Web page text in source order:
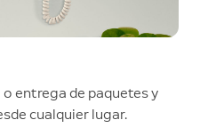
entrega de paquetes y
cualquier lugar.